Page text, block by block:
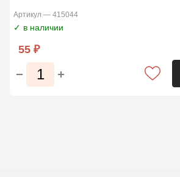
Артикул — 415044
✓ в наличии
55 ₽